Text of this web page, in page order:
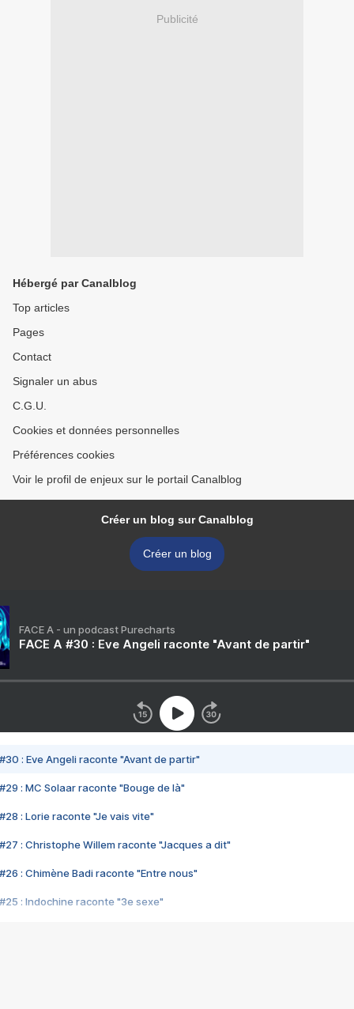
Publicité
Hébergé par Canalblog
Top articles
Pages
Contact
Signaler un abus
C.G.U.
Cookies et données personnelles
Préférences cookies
Voir le profil de enjeux sur le portail Canalblog
Créer un blog sur Canalblog
Créer un blog
FACE A - un podcast Purecharts
FACE A #30 : Eve Angeli raconte "Avant de partir"
#30 : Eve Angeli raconte "Avant de partir"
#29 : MC Solaar raconte "Bouge de là"
#28 : Lorie raconte "Je vais vite"
#27 : Christophe Willem raconte "Jacques a dit"
#26 : Chimène Badi raconte "Entre nous"
#25 : Indochine raconte "3e sexe"